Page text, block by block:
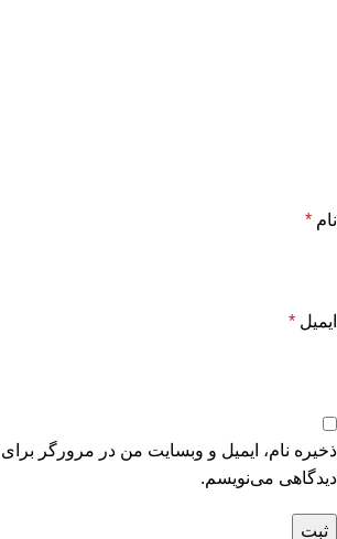
نام *
ایمیل *
ذخیره نام، ایمیل و وبسایت من در مرورگر برای
دیدگاهی می‌نویسم.